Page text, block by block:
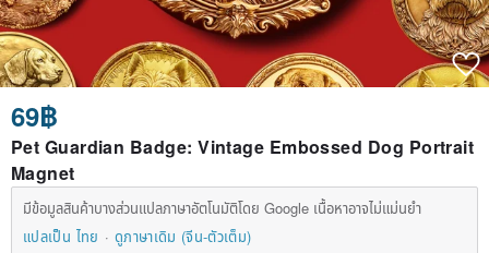
69฿
Pet Guardian Badge: Vintage Embossed Dog Portrait
Magnet
มีข้อมูลสินค้าบางส่วนแปลภาษาอัตโนมัติโดย Google เนื้อหาอาจไม่แม่นยำ
แปลเป็น ไทย
ดูภาษาเดิม (จีน-ตัวเต็ม)